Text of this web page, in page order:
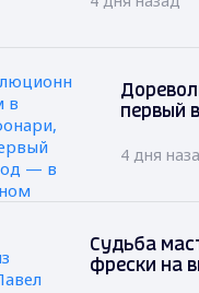
первый
4 дня
Судьба
фрески на